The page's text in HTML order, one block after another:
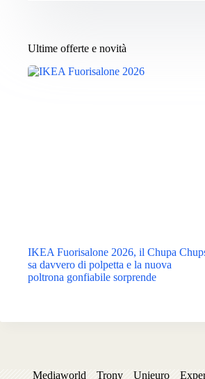
Ultime offerte e novità
IKEA Fuorisalone 2026, il Chupa
sa davvero di polpetta e la nuova
poltrona gonfiabile sorprende
Mediaworld Trony Unieuro